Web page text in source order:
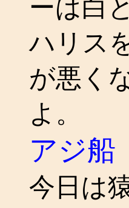
ーは白
ハリス
が悪く
よ。
アジ船
今日は